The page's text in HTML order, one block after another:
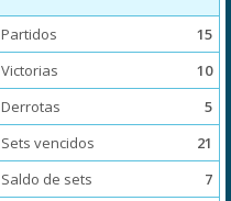
Partidos
15
Victorias
10
Derrotas
5
Sets vencidos
21
Saldo de sets
7